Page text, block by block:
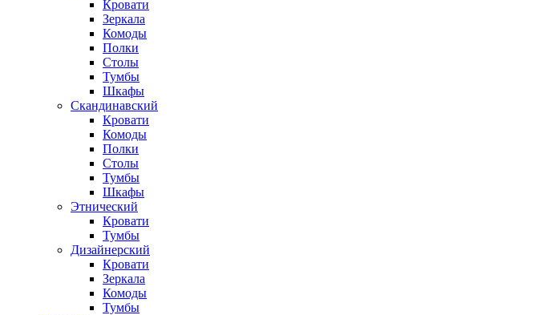
Кровати
Зеркала
Комоды
Полки
Столы
Тумбы
Шкафы
Скандинавский
Кровати
Комоды
Полки
Столы
Тумбы
Шкафы
Этнический
Кровати
Тумбы
Дизайнерский
Кровати
Зеркала
Комоды
Тумбы